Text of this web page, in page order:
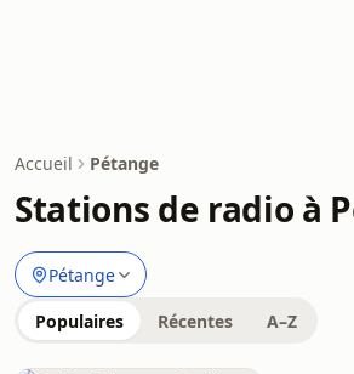
Accueil Pétange
Stations de radio à
Pétange
Populaires Récentes A–Z